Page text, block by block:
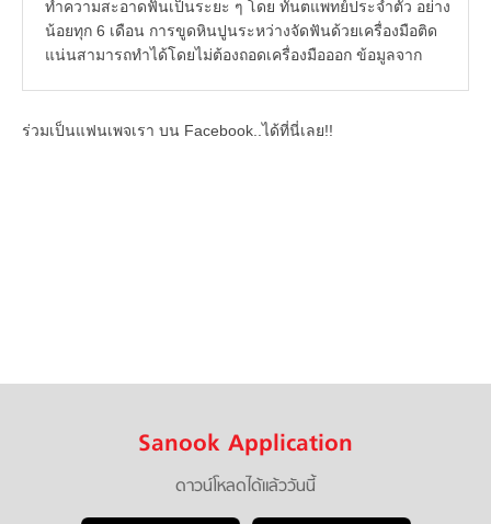
ทำความสะอาดฟันเป็นระยะ ๆ โดย ทันตแพทย์ประจำตัว อย่าง
น้อยทุก 6 เดือน การขูดหินปูนระหว่างจัดฟันด้วยเครื่องมือติด
แน่นสามารถทำได้โดยไม่ต้องถอดเครื่องมือออก ข้อมูลจาก
ร่วมเป็นแฟนเพจเรา บน Facebook..ได้ที่นี่เลย!!
Sanook Application
ดาวน์โหลดได้แล้ววันนี้